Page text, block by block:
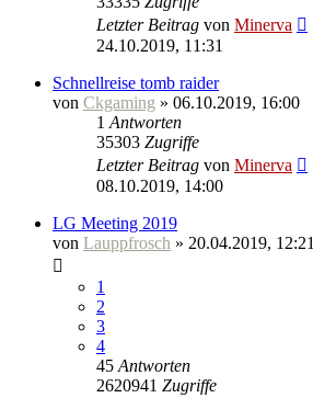
Letzter Beitrag von Minerva
24.10.2019, 11:31
Schnellreise tomb raider
von Ckgaming » 06.10.2019, 16:00
1 Antworten
35303 Zugriffe
Letzter Beitrag von Minerva
08.10.2019, 14:00
LG Meeting 2019
von Lauppfrosch » 20.04.2019, 12:21
1
2
3
4
45 Antworten
2620941 Zugriffe